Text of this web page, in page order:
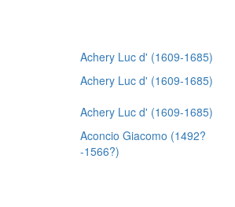
Achery Luc d' (1609-1685)
Achery Luc d' (1609-1685)
Achery Luc d' (1609-1685)
Aconcio Giacomo (1492?
-1566?)